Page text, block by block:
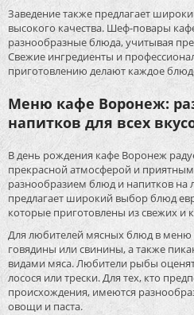
Заведение также предлагает
высокого качества. Шеф-повары
разнообразные блюда, учитывая
Свежие ингредиенты и
приготовлению делают каждое
Меню кафе Воронеж:
напитков для всех
В день рождения кафе Воронеж
прекрасной атмосферой и
разнообразием блюд и напитков на
предлагает широкий выбор блюд
которые приготовлены из свежих и
Для любителей мясных блюд в меню
говядины или свинины, а также
видами мяса. Любители рыбы
лосося или трески. Для тех, кто
происхождения, имеются
овощи и паста.